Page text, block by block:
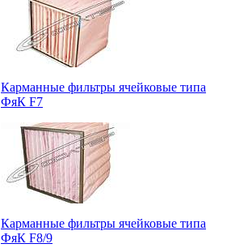
Карманные фильтры ячейковые типа
ФяК F7
Карманные фильтры ячейковые типа
ФяК F8/9